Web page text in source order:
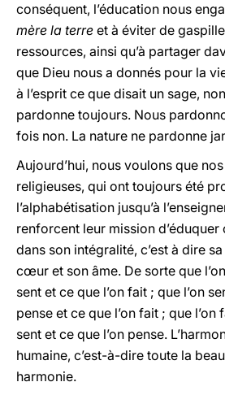
conséquent, l’éducation nous
mère la terre et à éviter de
ressources, ainsi qu’à partager
que Dieu nous a donnés pour la
à l’esprit ce que disait un sage,
pardonne toujours. Nous
fois non. La nature ne pardonne
Aujourd’hui, nous voulons que
religieuses, qui ont toujours été
l’alphabétisation jusqu’à
renforcent leur mission
dans son intégralité, c’est à dire
cœur et son âme. De sorte que
sent et ce que l’on fait ; que l’on
pense et ce que l’on fait ; que l’on
sent et ce que l’on pense.
humaine, c’est-à-dire toute la
harmonie.